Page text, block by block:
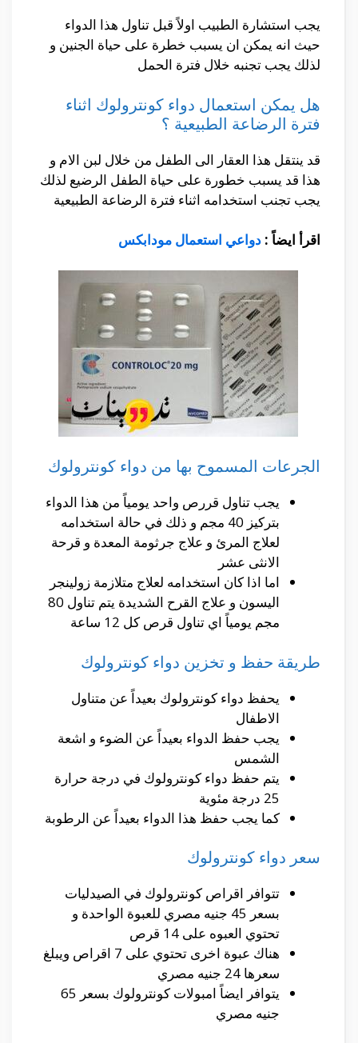
يجب استشارة الطبيب اولاً قبل تناول هذا الدواء
حيث انه يمكن ان يسبب خطرة على حياة الجنين و
لذلك يجب تجنبه خلال فترة الحمل
هل يمكن استعمال دواء كونترولوك اثناء
فترة الرضاعة الطبيعية ؟
قد ينتقل هذا العقار الى الطفل من خلال لبن الام و
هذا قد يسبب خطورة على حياة الطفل الرضيع لذلك
يجب تجنب استخدامه اثناء فترة الرضاعة الطبيعية
اقرأ ايضاً : دواعي استعمال مودابكس
الجرعات المسموح بها من دواء كونترولوك
يجب تناول قررص واحد يومياً من هذا الدواء
بتركيز 40 مجم و ذلك في حالة استخدامه
لعلاج المرئ و علاج جرثومة المعدة و قرحة
الانثى عشر
اما اذا كان استخدامه لعلاج متلازمة زولينجر
اليسون و علاج القرح الشديدة يتم تناول 80
مجم يومياً اي تناول قرص كل 12 ساعة
طريقة حفظ و تخزين دواء كونترولوك
يحفظ دواء كونترولوك بعيداً عن متناول
الاطفال
يجب حفظ الدواء بعيداً عن الضوء و اشعة
الشمس
يتم حفظ دواء كونترولوك في درجة حرارة
25 درجة مئوية
كما يجب حفظ هذا الدواء بعيداً عن الرطوبة
سعر دواء كونترولوك
تتوافر اقراص كونترولوك في الصيدليات
بسعر 45 جنيه مصري للعبوة الواحدة و
تحتوي العبوه على 14 قرص
هناك عبوة اخرى تحتوي على 7 اقراص ويبلغ
سعرها 24 جنيه مصري
يتوافر ايضاً امبولات كونترولوك بسعر 65
جنيه مصري